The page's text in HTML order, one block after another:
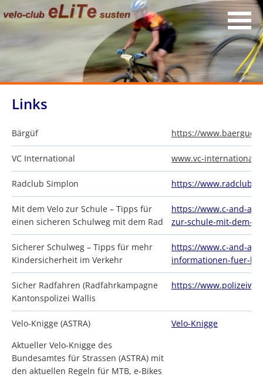
Links
Bärgüf https://
VC International www.vc-
Radclub Simplon https://www.radclub-
Mit dem Velo zur Schule – Tipps für
einen sicheren Schulweg mit dem Rad
https://www.c-and-
zur-schule-mit-dem-
Sicherer Schulweg – Tipps für mehr
Kindersicherheit im Verkehr
https://www.c-and-
informationen-fuer-
Sicher Radfahren (Radfahrkampagne
Kantonspolizei Wallis
https://
Velo-Knigge (ASTRA)
Aktueller Velo-Knigge des
Bundesamtes für Strassen (ASTRA) mit
den aktuellen Regeln für MTB, e-Bikes
Velo-Knigge